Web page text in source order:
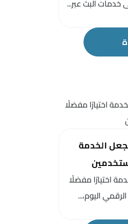
خدمات البث عبر...
7 مزايا تجعل الخدمة
الخدمة اختيارًا مفضلًا
اليوم،...